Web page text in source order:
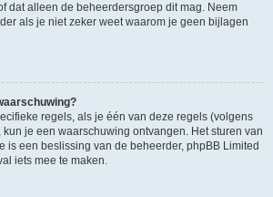
dat alleen de beheerdersgroep dit mag. Neem
als je niet zeker weet waarom je geen bijlagen
regels, als je één van deze regels (volgens
je een waarschuwing ontvangen. Het sturen van
is een beslissing van de beheerder, phpBB Limited
iets mee te maken.